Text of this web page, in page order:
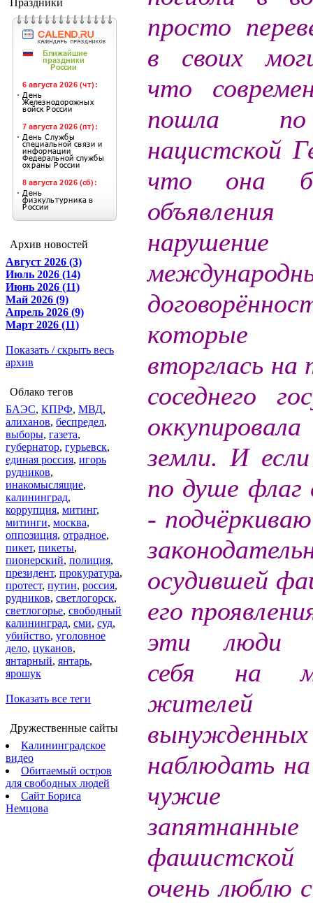
Праздники
Архив новостей
Август 2026 (3)
Июль 2026 (14)
Июнь 2026 (11)
Май 2026 (9)
Апрель 2026 (9)
Март 2026 (11)
Показать / скрыть весь
архив
Облако тегов
БАЭС, КПРФ, МВД,
алиханов, беспредел,
выборы, газета,
губернатор, гурьевск,
единая россия, игорь
рудников,
инакомыслящие,
калининград,
коррупция, митинг,
митинги, москва,
оппозиция, отрадное,
пикет, пикеты,
пионерский, полиция,
президент, прокуратура,
протест, путин, россия,
рудников, светлогорск,
светлогорье, свободный
калининград, сми, суд,
убийство, уголовное
дело, цуканов,
янтарный, янтарь,
ярошук
Показать все теги
Дружественные сайты
Калининградское
видео
Обитаемый остров
для свободных людей
Сайт Бориса
Немцова
просто
в своих
что
пошла
нацистской
что она
нарушение
которые
вторглась
соседнего
земли. И
по душе флаг
-
осудившей
его
эти люди
себя на
жителей
наблюдать на
чужие
фашистской
очень люблю